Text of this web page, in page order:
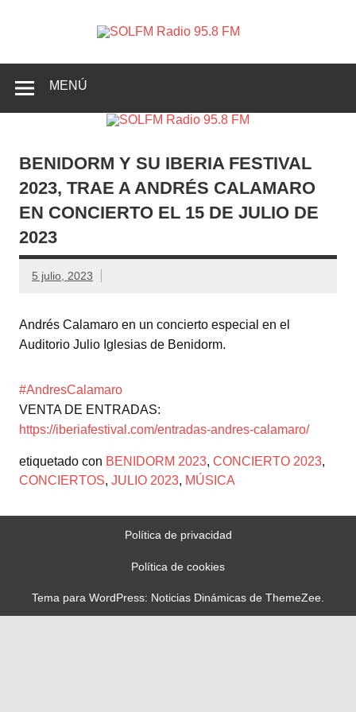
Radio
Crevillente, Radio en Vega Baja y Radio en el Medio
MENÚ
BENIDORM Y SU IBERIA FESTIVAL
2023, TRAE A ANDRÉS CALAMARO
EN CONCIERTO EL 15 DE JULIO DE
2023
5 julio, 2023
Andrés Calamaro en un concierto especial en el
Auditorio Julio Iglesias de Benidorm.
#AndresCalamaro
VENTA DE ENTRADAS:
https://iberiafestival.com/entradas-andres-calamaro/
etiquetado con BENIDORM 2023, CONCIERTO 2023,
CONCIERTOS, JULIO 2023, MÚSICA
Política de privacidad
Política de cookies
Tema para WordPress: Noticias Dinámicas de ThemeZee.